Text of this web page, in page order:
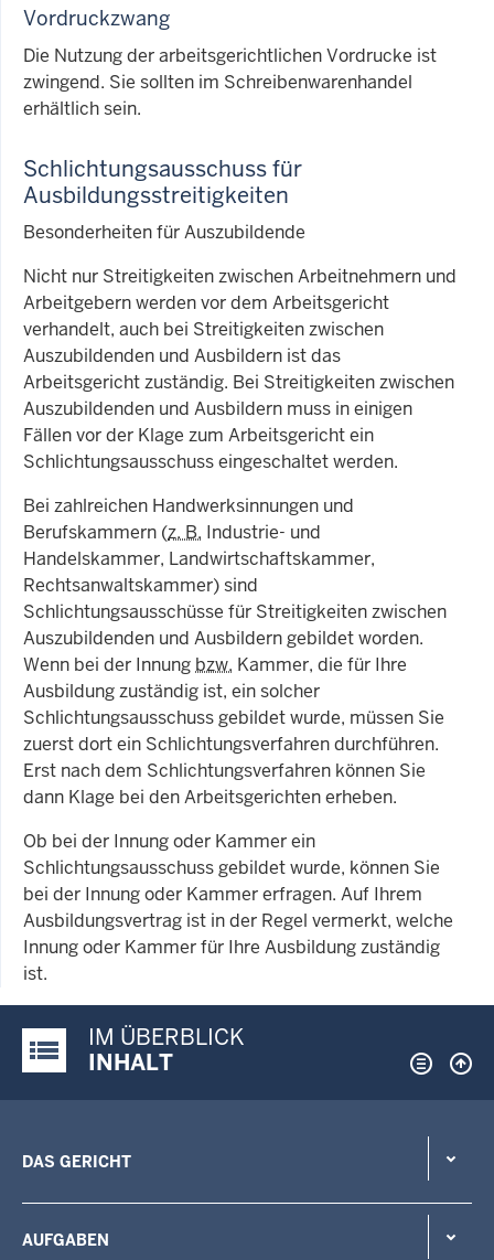
Vordruckzwang
Die Nutzung der arbeitsgerichtlichen Vordrucke ist
zwingend. Sie sollten im Schreibenwarenhandel
erhältlich sein.
Schlichtungsausschuss für
Ausbildungsstreitigkeiten
Besonderheiten für Auszubildende
Nicht nur Streitigkeiten zwischen Arbeitnehmern und
Arbeitgebern werden vor dem Arbeitsgericht
verhandelt, auch bei Streitigkeiten zwischen
Auszubildenden und Ausbildern ist das
Arbeitsgericht zuständig. Bei Streitigkeiten zwischen
Auszubildenden und Ausbildern muss in einigen
Fällen vor der Klage zum Arbeitsgericht ein
Schlichtungsausschuss eingeschaltet werden.
Bei zahlreichen Handwerksinnungen und
Berufskammern (z. B. Industrie- und
Handelskammer, Landwirtschaftskammer,
Rechtsanwaltskammer) sind
Schlichtungsausschüsse für Streitigkeiten zwischen
Auszubildenden und Ausbildern gebildet worden.
Wenn bei der Innung bzw. Kammer, die für Ihre
Ausbildung zuständig ist, ein solcher
Schlichtungsausschuss gebildet wurde, müssen Sie
zuerst dort ein Schlichtungsverfahren durchführen.
Erst nach dem Schlichtungsverfahren können Sie
dann Klage bei den Arbeitsgerichten erheben.
Ob bei der Innung oder Kammer ein
Schlichtungsausschuss gebildet wurde, können Sie
bei der Innung oder Kammer erfragen. Auf Ihrem
Ausbildungsvertrag ist in der Regel vermerkt, welche
Innung oder Kammer für Ihre Ausbildung zuständig
ist.
Justiz-Portal im Überblick:
IM ÜBERBLICK
INHALT
DAS GERICHT
AUFGABEN